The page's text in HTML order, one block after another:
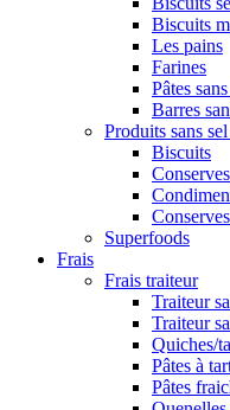
Biscuits
Les pains
Farines
Pâtes
Barres
Produits sans
Biscuits
Superfoods
Frais
Frais traiteur
Traiteur
Traiteur
Quiches/
Pâtes à
Pâtes